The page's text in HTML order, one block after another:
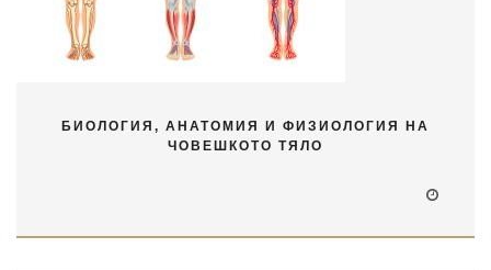
БИОЛОГИЯ, АНАТОМИЯ И ФИЗИОЛОГИЯ НА
ЧОВЕШКОТО ТЯЛО